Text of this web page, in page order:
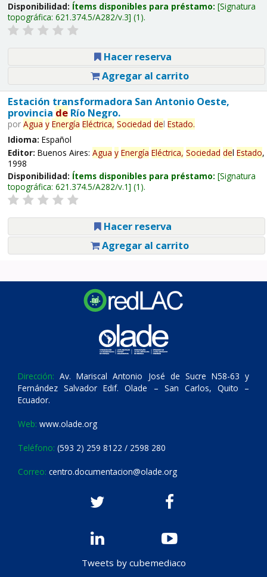
Disponibilidad: Ítems disponibles para préstamo: Signatura
topográfica: 621.374.5/A282/v.3 (1).
Hacer reserva
Agregar al carrito
Estación transformadora San Antonio Oeste,
provincia deRío Negro.
por Agua y Energía Eléctrica, Sociedad del Estado.
Idioma: Español
Editor: Buenos Aires: Agua y Energía Eléctrica, Sociedad del Estado,
1998
Disponibilidad: Ítems disponibles para préstamo: Signatura
topográfica: 621.374.5/A282/v.1 (1).
Hacer reserva
Agregar al carrito
Dirección: Av. Mariscal Antonio José de Sucre N58-63 y
Fernández Salvador Edif. Olade – San Carlos, Quito –
Ecuador.
Web: www.olade.org
Teléfono: (593 2) 259 8122 / 2598 280
Correo: centro.documentacion@olade.org
Tweets by cubemediaco